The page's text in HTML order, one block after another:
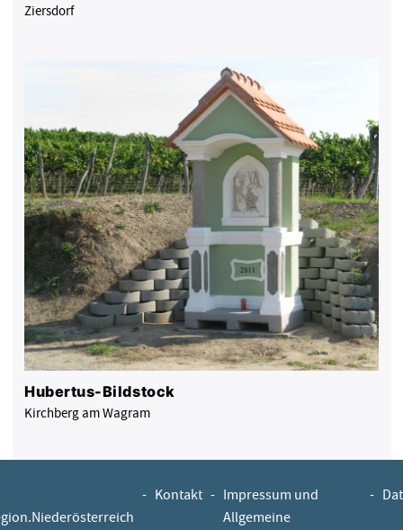
Ziersdorf
Hubertus-Bildstock
Kirchberg am Wagram
- Kontakt - Impressum und
Allgemeine
-